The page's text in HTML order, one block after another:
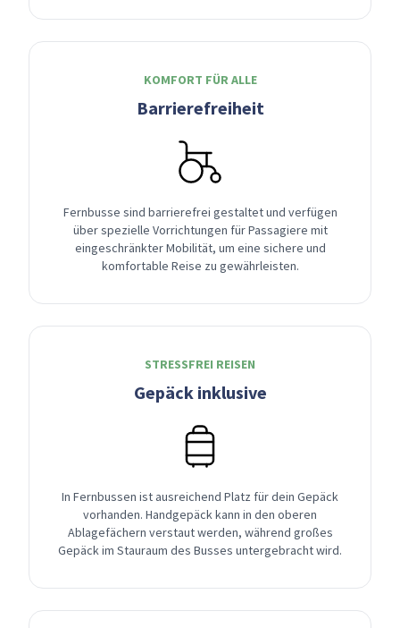
KOMFORT FÜR ALLE
Barrierefreiheit
Fernbusse sind barrierefrei gestaltet und verfügen
über spezielle Vorrichtungen für Passagiere mit
eingeschränkter Mobilität, um eine sichere und
komfortable Reise zu gewährleisten.
STRESSFREI REISEN
Gepäck inklusive
In Fernbussen ist ausreichend Platz für dein Gepäck
vorhanden. Handgepäck kann in den oberen
Ablagefächern verstaut werden, während großes
Gepäck im Stauraum des Busses untergebracht wird.